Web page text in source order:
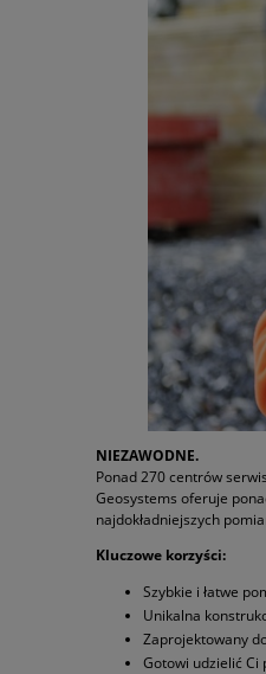
NIEZAWODNE.
Ponad 270 centrów
Geosystems oferuje
najdokładniejszych
Kluczowe korzyści:
Szybkie i łatwe
Unikalna
Zaprojektowany
Gotowi udzielić Ci